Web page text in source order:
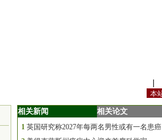
相关新闻 相关论文
1 英国研究称2027年每两名男性或有一名患癌